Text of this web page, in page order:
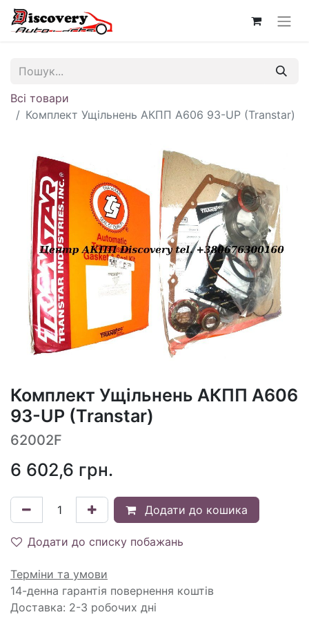
Всі товари
Комплект Ущільнень АКПП A606 93-UP (Transtar)
Комплект Ущільнень АКПП A606
93-UP (Transtar)
62002F
6 602,6 грн.
Додати до кошика
Додати до списку побажань
Терміни та умови
14-денна гарантія повернення коштів
Доставка: 2-3 робочих дні